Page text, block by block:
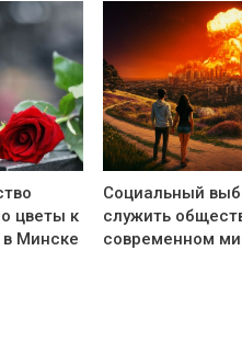
цветы к
Минске
Социальный
служить
современном